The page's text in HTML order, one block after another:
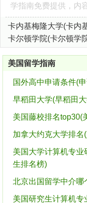
学指南免费提供，内
卡内基梅隆大学(卡内
卡尔顿学院(卡尔顿学
美国留学指南
国外高中申请条件(
早稻田大学(早稻田
美国藤校排名top30(
加拿大约克大学排
美国大学计算机专
生排名榜)
北京出国留学中介哪
美国研究生计算机专